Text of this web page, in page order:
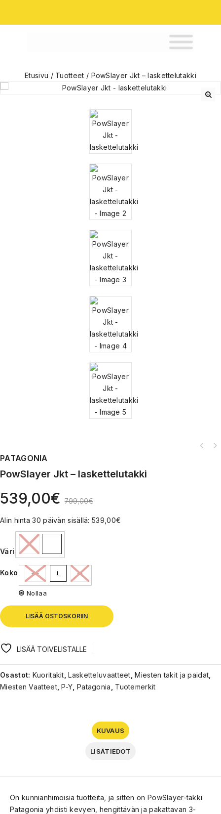
Etusivu / Tuotteet / PowSlayer Jkt – laskettelutakki
PATAGONIA
PowSlayer Jkt – laskettelutakki
539,00€ 799,00€
Alin hinta 30 päivän sisällä:539,00€
Väri
Koko XL L M
Nollaa
LISÄÄ OSTOSKORIIN
LISÄÄ TOIVELISTALLE
Osastot: Kuoritakit, Lasketteluvaatteet, Miesten takit ja paidat,
Miesten Vaatteet, P-Y, Patagonia, Tuotemerkit
KUVAUS
LISÄTIEDOT
On kunnianhimoisia tuotteita, ja sitten on PowSlayer-takki.
Patagonia yhdisti kevyen, hengittävän ja pakattavan 3-